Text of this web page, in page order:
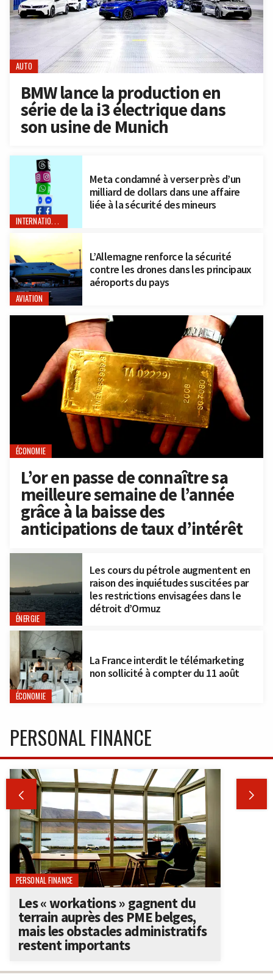
AUTO
BMW lance la production en
série de la i3 électrique dans
son usine de Munich
INTERNATIONAL
Meta condamné à verser près d’un
milliard de dollars dans une affaire
liée à la sécurité des mineurs
AVIATION
L’Allemagne renforce la sécurité
contre les drones dans les principaux
aéroports du pays
ÉCONOMIE
L’or en passe de connaître sa
meilleure semaine de l’année
grâce à la baisse des
anticipations de taux d’intérêt
ÉNERGIE
Les cours du pétrole augmentent en
raison des inquiétudes suscitées par
les restrictions envisagées dans le
détroit d’Ormuz
ÉCONOMIE
La France interdit le télémarketing
non sollicité à compter du 11 août
PERSONAL FINANCE
 
PERSONAL FINANCE
Les « workations » gagnent du
terrain auprès des PME belges,
mais les obstacles administratifs
restent importants